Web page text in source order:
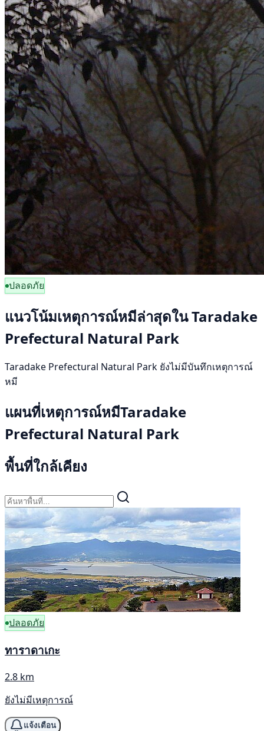
ปลอดภัย
แนวโน้มเหตุการณ์หมีล่าสุดใน Taradake
Prefectural Natural Park
Taradake Prefectural Natural Park ยังไม่มีบันทึกเหตุการณ์
หมี
แผนที่เหตุการณ์หมีTaradake
Prefectural Natural Park
พื้นที่ใกล้เคียง
ปลอดภัย
ทาราดาเกะ
2.8 km
ยังไม่มีเหตุการณ์
แจ้งเตือน